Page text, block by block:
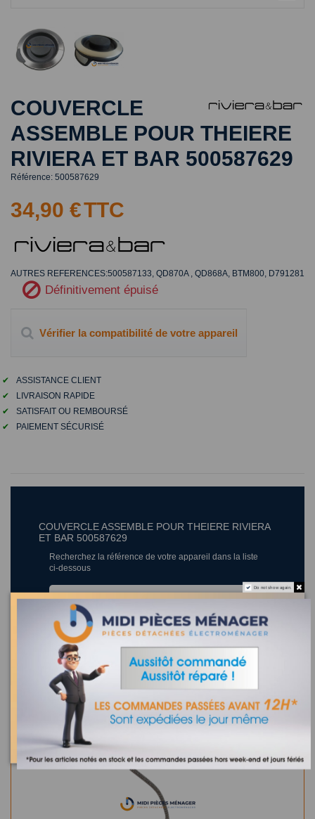
COUVERCLE
ASSEMBLE POUR THEIERE
RIVIERA ET BAR 500587629
Référence: 500587629
34,90 €TTC
AUTRES REFERENCES:500587133, QD870A , QD868A, BTM800, D791281
Définitivement épuisé
Vérifier la compatibilité de votre appareil
✔
ASSISTANCE CLIENT
✔
LIVRAISON RAPIDE
✔
SATISFAIT OU REMBOURSÉ
✔
PAIEMENT SÉCURISÉ
COUVERCLE ASSEMBLE POUR THEIERE RIVIERA
ET BAR 500587629
Recherchez la référence de votre appareil dans la liste
ci-dessous
Où trouver la référence de mon appareil ?
0 appareil compatible.
Dans la même catégorie
Do not show again.